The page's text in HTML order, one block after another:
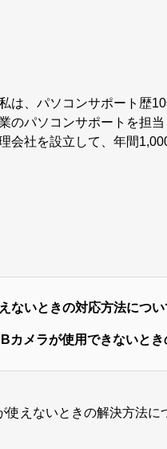
は、パソコンサポート歴10
のパソコンサポートを担当
会社を設立して、年間
ないときの対応方法につい
メラが使用できないとき
えないときの解決方法に